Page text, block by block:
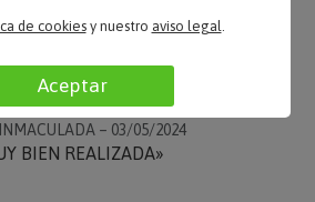
– 03/05/2024
BIEN REALIZADA»
de cookiesy nuestro aviso legal.
Aceptar